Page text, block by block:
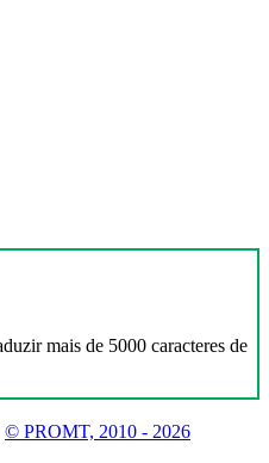
mais de 5000 caracteres de
© PROMT, 2010 - 2026